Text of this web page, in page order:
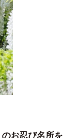
お忍び名所を